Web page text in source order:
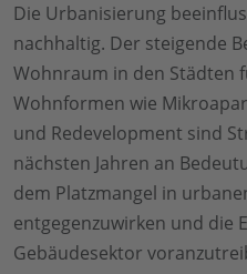
Die Urbanisierung
nachhaltig. Der steigende
Wohnraum in den Städten
Wohnformen wie
und Redevelopment sind
nächsten Jahren an
dem Platzmangel in
entgegenzuwirken und die
Gebäudesektor